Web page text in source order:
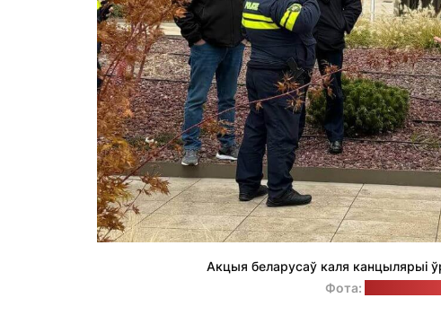
Акцыя беларусаў каля канцылярыі
Фота: